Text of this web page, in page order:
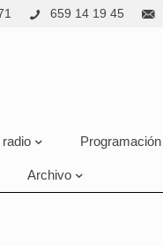
659 14 19 45
radio Programación
Archivo